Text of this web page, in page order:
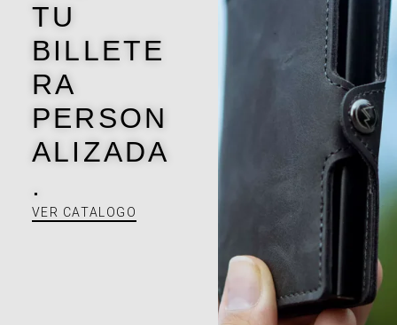
TU
BILLETE
RA
PERSON
ALIZADA
.
VER CATALOGO